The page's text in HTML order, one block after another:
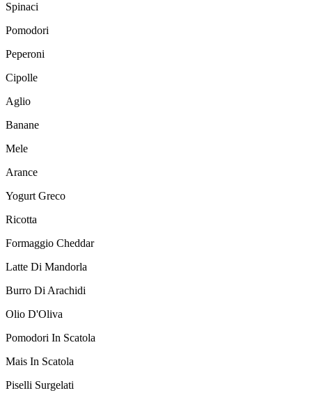
Spinaci
Pomodori
Peperoni
Cipolle
Aglio
Banane
Mele
Arance
Yogurt Greco
Ricotta
Formaggio Cheddar
Latte Di Mandorla
Burro Di Arachidi
Olio D'Oliva
Pomodori In Scatola
Mais In Scatola
Piselli Surgelati